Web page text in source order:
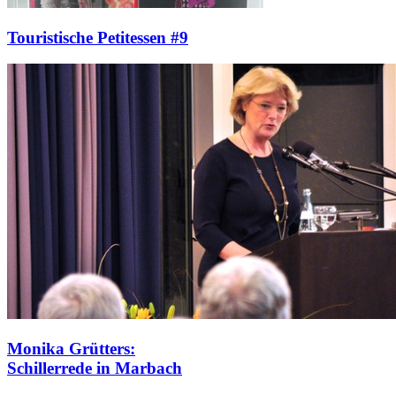
Touristische Petitessen #9
Monika Grütters:
Schillerrede in Marbach